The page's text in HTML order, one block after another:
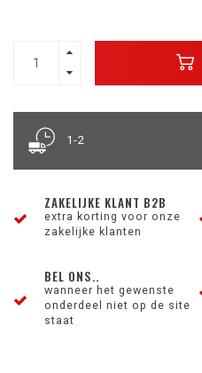
1-2
ZAKELIJKE KLANT B2B
extra korting voor onze
zakelijke klanten
BEL ONS..
wanneer het gewenste
onderdeel niet op de site
staat